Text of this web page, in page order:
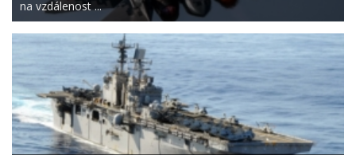
na vzdálenost ...